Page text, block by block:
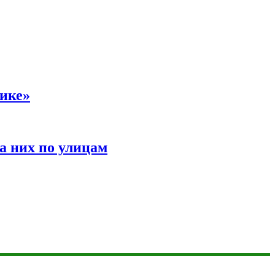
них по улицам